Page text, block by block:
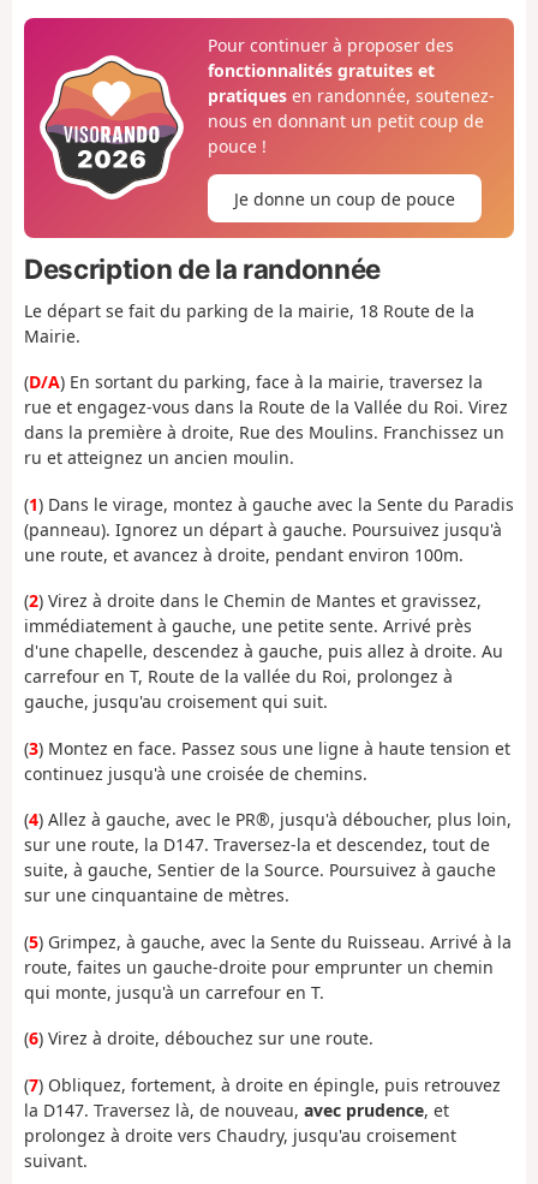
Pour continuer à proposer des
fonctionnalités gratuites et
pratiquesen randonnée, soutenez-
nous en donnant un petit coup de
pouce !
Je donne un coup de pouce
Description de la randonnée
Le départ se fait du parking de la mairie, 18 Route de la
Mairie.
(D/A) En sortant du parking, face à la mairie, traversez la
rue et engagez-vous dans la Route de la Vallée du Roi. Virez
dans la première à droite, Rue des Moulins. Franchissez un
ru et atteignez un ancien moulin.
(1) Dans le virage, montez à gauche avec la Sente du Paradis
(panneau). Ignorez un départ à gauche. Poursuivez jusqu'à
une route, et avancez à droite, pendant environ 100m.
(2) Virez à droite dans le Chemin de Mantes et gravissez,
immédiatement à gauche, une petite sente. Arrivé près
d'une chapelle, descendez à gauche, puis allez à droite. Au
carrefour en T, Route de la vallée du Roi, prolongez à
gauche, jusqu'au croisement qui suit.
(3) Montez en face. Passez sous une ligne à haute tension et
continuez jusqu'à une croisée de chemins.
(4) Allez à gauche, avec le PR®, jusqu'à déboucher, plus loin,
sur une route, la D147. Traversez-la et descendez, tout de
suite, à gauche, Sentier de la Source. Poursuivez à gauche
sur une cinquantaine de mètres.
(5) Grimpez, à gauche, avec la Sente du Ruisseau. Arrivé à la
route, faites un gauche-droite pour emprunter un chemin
qui monte, jusqu'à un carrefour en T.
(6) Virez à droite, débouchez sur une route.
(7) Obliquez, fortement, à droite en épingle, puis retrouvez
la D147. Traversez là, de nouveau, avec prudence, et
prolongez à droite vers Chaudry, jusqu'au croisement
suivant.